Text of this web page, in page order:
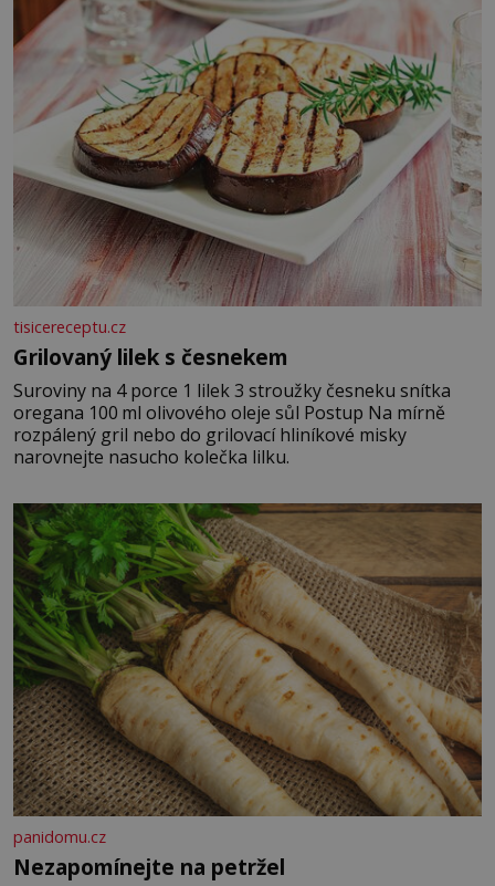
tisicereceptu.cz
Grilovaný lilek s česnekem
Suroviny na 4 porce 1 lilek 3 stroužky česneku snítka
oregana 100 ml olivového oleje sůl Postup Na mírně
rozpálený gril nebo do grilovací hliníkové misky
narovnejte nasucho kolečka lilku.
panidomu.cz
Nezapomínejte na petržel